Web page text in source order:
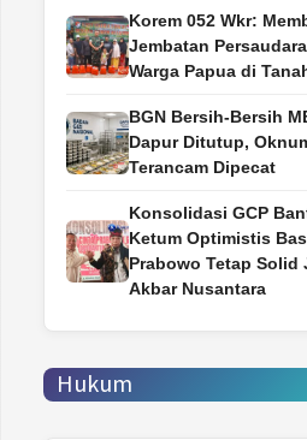
Korem 052 Wkr:
Jembatan
Warga Papua di
BGN Bersih-Bersih
Dapur Ditutup,
Terancam Dipecat
Konsolidasi GCP
Ketum Optimistis
Prabowo Tetap Solid
Akbar Nusantara
Hukum